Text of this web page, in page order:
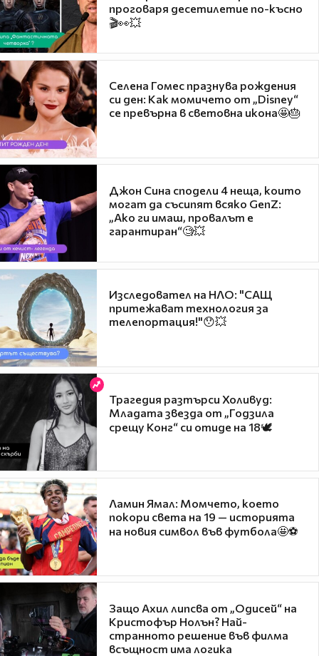
проговаря десетилетие по-късно
🎬👀💥
Селена Гомес празнува рождения
си ден: Как момичето от „Disney“
се превърна в световна икона🤩🎂
Джон Сина сподели 4 неща, които
могат да съсипят всяко GenZ:
„Ако ги имаш, провалът е
гарантиран“🧐💥
Изследовател на НЛО: "САЩ
притежават технология за
телепортация!"😯💥
Трагедия разтърси Холивуд:
Младата звезда от „Годзила
срещу Конг“ си отиде на 18🕊️
Ламин Ямал: Момчето, което
покори света на 19 — историята
на новия символ във футбола🤩⚽
Защо Ахил липсва от „Одисей“ на
Кристофър Нолън? Най-
странното решение във филма
всъщност има логика